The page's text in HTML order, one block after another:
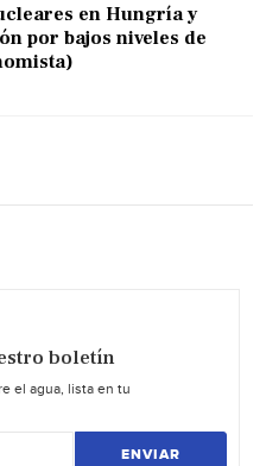
en Hungría y
por bajos niveles de
boletín
el agua, lista en tu
ENVIAR